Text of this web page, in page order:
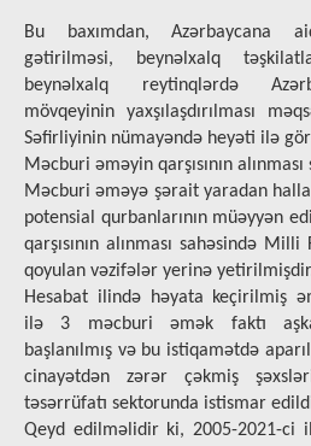
Bu baxımdan, Azərbaycana
gətirilməsi, beynəlxalq
beynəlxalq reytinqlərdə
mövqeyinin yaxşılaşdırılması
Səfirliyinin nümayəndə heyəti ilə
Məcburi əməyin qarşısının
Məcburi əməyə şərait yaradan
potensial qurbanlarının müəyyən
qarşısının alınması sahəsində
qoyulan vəzifələr yerinə
Hesabat ilində həyata keçirilmiş
ilə 3 məcburi əmək faktı
başlanılmış və bu istiqamətdə
cinayətdən zərər çəkmiş
təsərrüfatı sektorunda istismar
Qeyd edilməlidir ki, 2005-2021-ci